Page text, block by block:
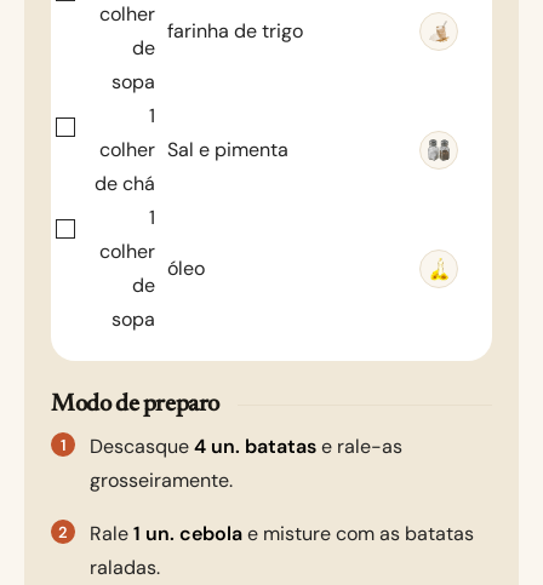
colher
de
sopa
farinha de trigo
1
colher
de chá
Sal e pimenta
1
colher
de
sopa
óleo
Modo de preparo
Descasque4 un. batatase rale-as
grosseiramente.
Rale1 un. cebolae misture com as batatas
raladas.